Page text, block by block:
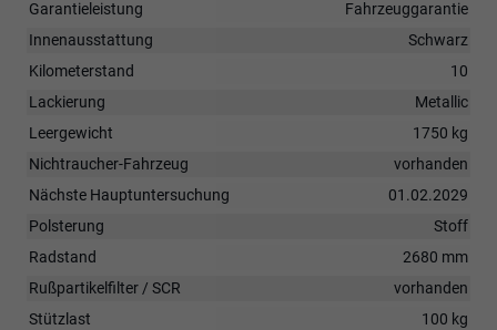
Garantieleistung
Fahrzeuggarantie
Innenausstattung
Schwarz
Kilometerstand
10
Lackierung
Metallic
Leergewicht
1750 kg
Nichtraucher-Fahrzeug
vorhanden
Nächste Hauptuntersuchung
01.02.2029
Polsterung
Stoff
Radstand
2680 mm
Rußpartikelfilter / SCR
vorhanden
Stützlast
100 kg